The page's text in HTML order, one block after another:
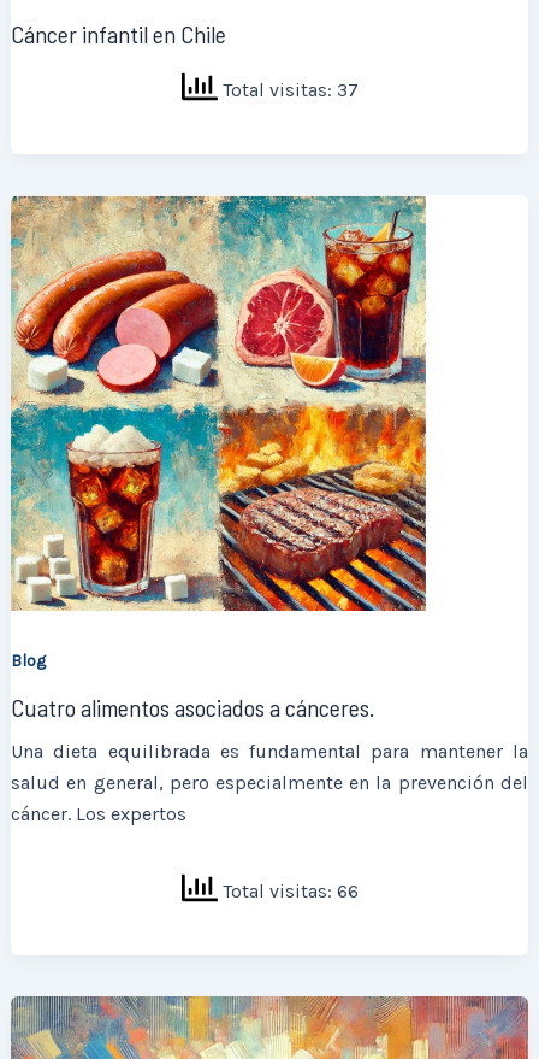
Cáncer infantil en Chile
Total visitas: 37
Blog
Cuatro alimentos asociados a cánceres.
Una dieta equilibrada es fundamental para mantener la
salud en general, pero especialmente en la prevención del
cáncer. Los expertos
Total visitas: 66